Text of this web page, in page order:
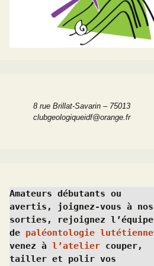
8 rue Brillat-Savarin – 75013
clubgeologiqueidf@orange.fr
Amateurs débutants ou
avertis, joignez-vous à nos
sorties, rejoignez l’équipe
de paléontologie lutétienne
venez à l’atelier couper,
tailler et polir vos